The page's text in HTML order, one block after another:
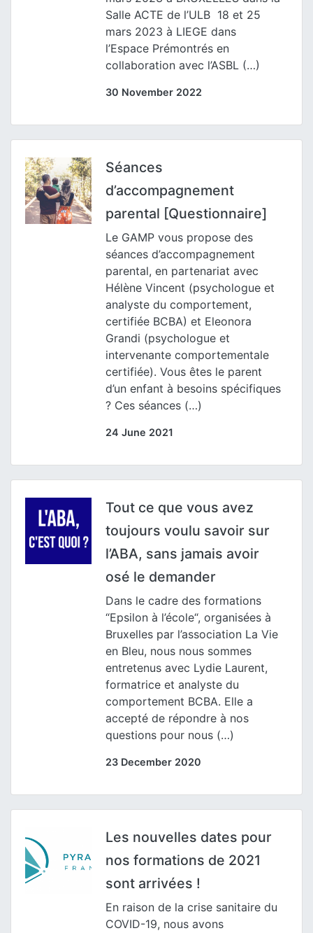
Salle ACTE de l’ULB 18 et 25
mars 2023 à LIEGE dans
l’Espace Prémontrés en
collaboration avec l’ASBL (…)
30 November 2022
Séances
d’accompagnement
parental [Questionnaire]
Le GAMP vous propose des
séances d’accompagnement
parental, en partenariat avec
Hélène Vincent (psychologue et
analyste du comportement,
certifiée BCBA) et Eleonora
Grandi (psychologue et
intervenante comportementale
certifiée). Vous êtes le parent
d’un enfant à besoins spécifiques
? Ces séances (…)
24 June 2021
Tout ce que vous avez
toujours voulu savoir sur
l’ABA, sans jamais avoir
osé le demander
Dans le cadre des formations
“Epsilon à l’école“, organisées à
Bruxelles par l’association La Vie
en Bleu, nous nous sommes
entretenus avec Lydie Laurent,
formatrice et analyste du
comportement BCBA. Elle a
accepté de répondre à nos
questions pour nous (…)
23 December 2020
Les nouvelles dates pour
nos formations de 2021
sont arrivées !
En raison de la crise sanitaire du
COVID-19, nous avons